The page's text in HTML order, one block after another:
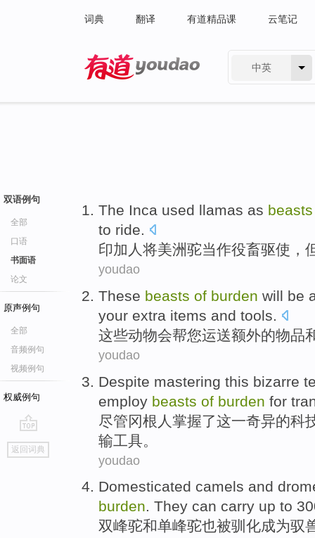
词典 翻译 有道精品课 云笔记
中英
双语例句
全部
口语
书面语
论文
原声例句
全部
音频例句
视频例句
权威例句
go
top
返回词典
The Inca used llamas as
to ride.
印加 人将美洲驼当作役畜驱使，
youdao
These beasts of burden will be
your extra items and tools.
这些动物会帮您运送额外的物品
youdao
Despite mastering this bizarre
employ beasts of burden for
尽管冈根人 掌握了这一奇异的科
输工具。
youdao
Domesticated camels and
burden. They can carry up to
双峰驼和单峰驼也被驯化成为驭